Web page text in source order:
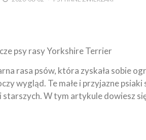
psy rasy Yorkshire Terrier
rasa psów, która zyskała sobie
wygląd. Te małe i przyjazne
starszych. W tym artykule dowiesz